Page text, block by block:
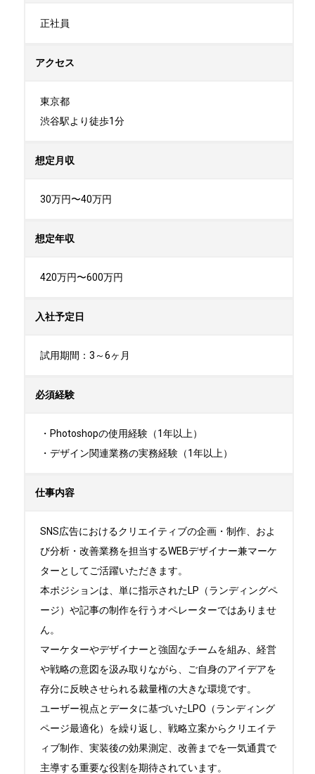
正社員
アクセス
東京都
渋谷駅より徒歩1分
想定月収
30万円〜40万円
想定年収
420万円〜600万円
入社予定日
試用期間：3～6ヶ月
必須経験
・Photoshopの使用経験（1年以上）
・デザイン関連業務の実務経験（1年以上）
仕事内容
SNS広告におけるクリエイティブの企画・制作、およ
び分析・改善業務を担当するWEBデザイナー兼マーケ
ターとしてご活躍いただきます。
本ポジションは、単に指示されたLP（ランディングペ
ージ）や記事の制作を行うオペレーターではありませ
ん。
マーケターやデザイナーと強固なチームを組み、経営
や戦略の意図を汲み取りながら、ご自身のアイデアを
存分に反映させられる裁量権の大きな環境です。
ユーザー視点とデータに基づいたLPO（ランディング
ページ最適化）を繰り返し、戦略立案からクリエイテ
ィブ制作、実装後の効果測定、改善までを一気通貫で
主導する重要な役割を期待されています。